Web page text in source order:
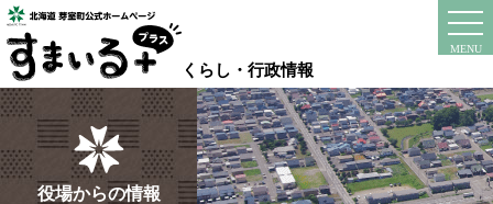
本
文
へ
移
動
る
くらし・行政情報
MENU
instagram
役場からの情報